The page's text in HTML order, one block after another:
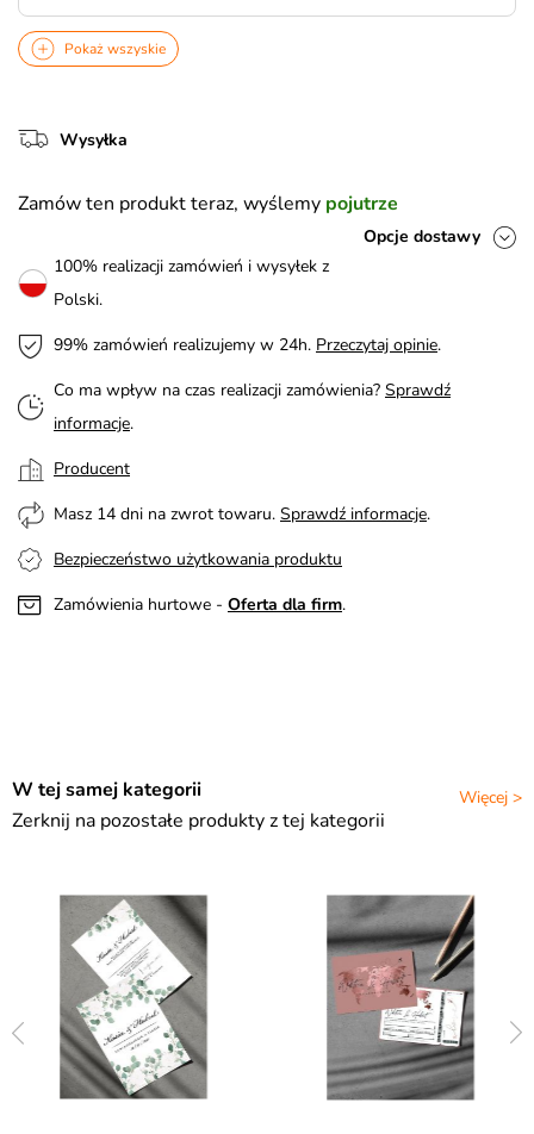
Pokaż wszyskie
Wysyłka
Zamów ten produkt teraz, wyślemy pojutrze
Opcje dostawy
100% realizacji zamówień i wysyłek z
Polski.
99% zamówień realizujemy w 24h. Przeczytaj opinie.
Co ma wpływ na czas realizacji zamówienia? Sprawdź
informacje.
Producent
Masz 14 dni na zwrot towaru. Sprawdź informacje.
Bezpieczeństwo użytkowania produktu
Zamówienia hurtowe - Oferta dla firm.
Więcej >
W tej samej kategorii
Zerknij na pozostałe produkty z tej kategorii